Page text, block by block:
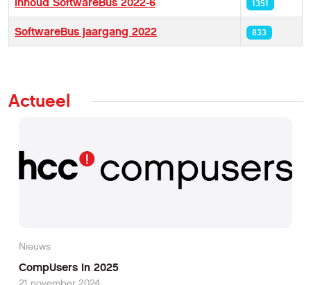
1351
SoftwareBus jaargang 2022 833
Actueel
Nieuws
CompUsers in 2025